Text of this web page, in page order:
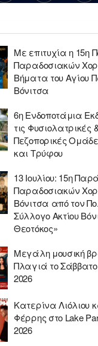
Με επιτυχία η 15η
Παραδοσιακών
Βήματα του Αγίου
Βόνιτσα
6η Ενδοποτάμια
τις Φυσιολατρικές
Πεζοπορικές
και Τρύφου
13 Ιουλίου: 15η
Παραδοσιακών
Βόνιτσα από τον
Σύλλογο Ακτίου
Θεοτόκος»
Μεγάλη μουσική
Πλαγιά το Σάββατο
2026
Κατερίνα Λιόλιου
Φέρρης στο Lake
2026